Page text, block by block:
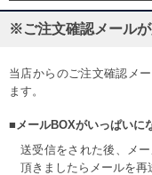
※ご注文確認メール
当店からのご注文確認メ
ます。
■メールBOXがいっぱいに
送受信をされた後、メ
頂きましたらメールを再